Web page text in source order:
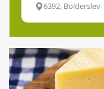
6392, Bolderslev